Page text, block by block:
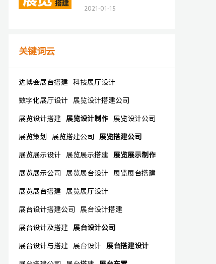
2021-01-15
关键词云
进博会展台搭建 科技展厅设计
数字化展厅设计 展览设计搭建公司
展览设计搭建 展览设计制作 展览设计公司
展览策划 展览搭建公司 展览搭建公司
展览展示设计 展览展示搭建 展览展示制作
展览展示公司 展览展台设计 展览展台搭建
展览展台搭建 展览展厅设计
展台设计搭建公司 展台设计搭建
展台设计及搭建 展台设计公司
展台设计与搭建 展台设计 展台搭建设计